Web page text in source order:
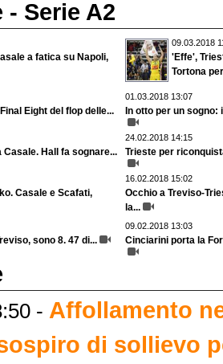
Serie A2
a fatica su Napoli,
09.03.2018
'Effe',
Tortona
Eight del flop delle...
01.03.2018 13:07
In otto per un sogno:
Hall fa sognare...
24.02.2018 14:15
Trieste per
Casale e Scafati,
16.02.2018 15:02
Occhio a Treviso-
la...
sono 8. 47 di...
09.02.2018 13:03
Cinciarini porta la
- Affollamento
di sollievo